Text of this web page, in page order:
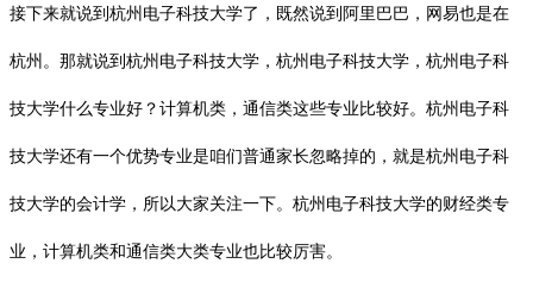
接下来就说到杭州电子科技大学了，既然说到阿里巴巴，网易也是在
杭州。那就说到杭州电子科技大学，杭州电子科技大学，杭州电子科
技大学什么专业好？计算机类，通信类这些专业比较好。杭州电子科
技大学还有一个优势专业是咱们普通家长忽略掉的，就是杭州电子科
技大学的会计学，所以大家关注一下。杭州电子科技大学的财经类专
业，计算机类和通信类大类专业也比较厉害。